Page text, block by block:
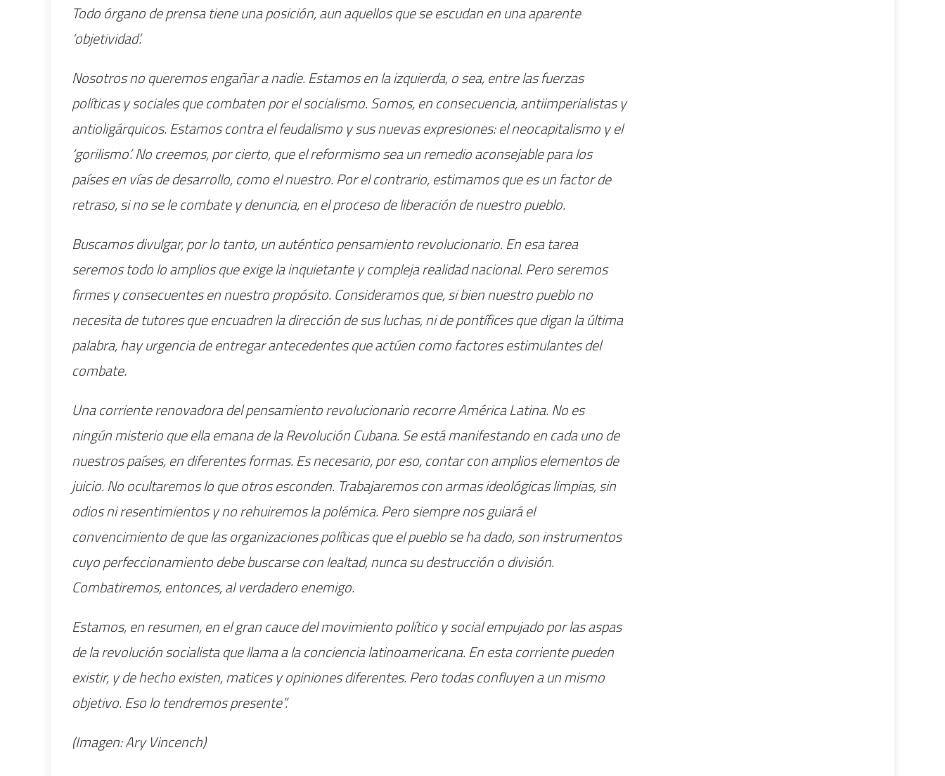
Todo órgano de prensa tiene una posición, aun aquellos que se escudan en una aparente
‘objetividad’.
Nosotros no queremos engañar a nadie. Estamos en la izquierda, o sea, entre las fuerzas
políticas y sociales que combaten por el socialismo. Somos, en consecuencia, antiimperialistas y
antioligárquicos. Estamos contra el feudalismo y sus nuevas expresiones: el neocapitalismo y el
‘gorilismo’. No creemos, por cierto, que el reformismo sea un remedio aconsejable para los
países en vías de desarrollo, como el nuestro. Por el contrario, estimamos que es un factor de
retraso, si no se le combate y denuncia, en el proceso de liberación de nuestro pueblo.
Buscamos divulgar, por lo tanto, un auténtico pensamiento revolucionario. En esa tarea
seremos todo lo amplios que exige la inquietante y compleja realidad nacional. Pero seremos
firmes y consecuentes en nuestro propósito. Consideramos que, si bien nuestro pueblo no
necesita de tutores que encuadren la dirección de sus luchas, ni de pontífices que digan la última
palabra, hay urgencia de entregar antecedentes que actúen como factores estimulantes del
combate.
Una corriente renovadora del pensamiento revolucionario recorre América Latina. No es
ningún misterio que ella emana de la Revolución Cubana. Se está manifestando en cada uno de
nuestros países, en diferentes formas. Es necesario, por eso, contar con amplios elementos de
juicio. No ocultaremos lo que otros esconden. Trabajaremos con armas ideológicas limpias, sin
odios ni resentimientos y no rehuiremos la polémica. Pero siempre nos guiará el
convencimiento de que las organizaciones políticas que el pueblo se ha dado, son instrumentos
cuyo perfeccionamiento debe buscarse con lealtad, nunca su destrucción o división.
Combatiremos, entonces, al verdadero enemigo.
Estamos, en resumen, en el gran cauce del movimiento político y social empujado por las aspas
de la revolución socialista que llama a la conciencia latinoamericana. En esta corriente pueden
existir, y de hecho existen, matices y opiniones diferentes. Pero todas confluyen a un mismo
objetivo. Eso lo tendremos presente”.
(Imagen: Ary Vincench)